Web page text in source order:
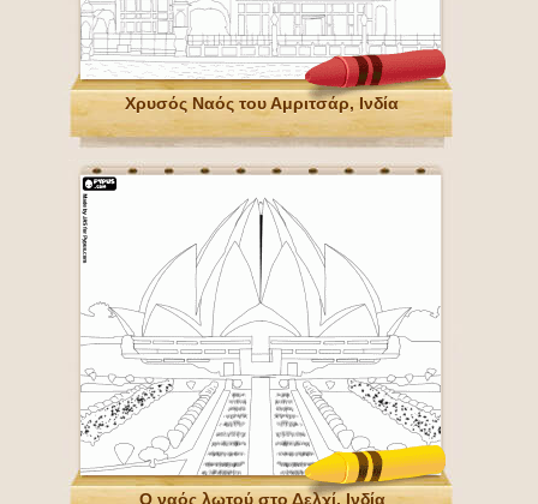
Χρυσός Ναός του Αμριτσάρ, Ινδία
Ο ναός λωτού στο Δελχί, Ινδία